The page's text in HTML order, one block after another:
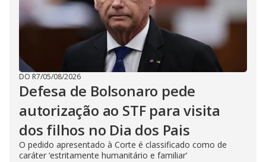
DO R7/05/08/2026
Defesa de Bolsonaro pede
autorização ao STF para visita
dos filhos no Dia dos Pais
O pedido apresentado à Corte é classificado como de
caráter ‘estritamente humanitário e familiar’